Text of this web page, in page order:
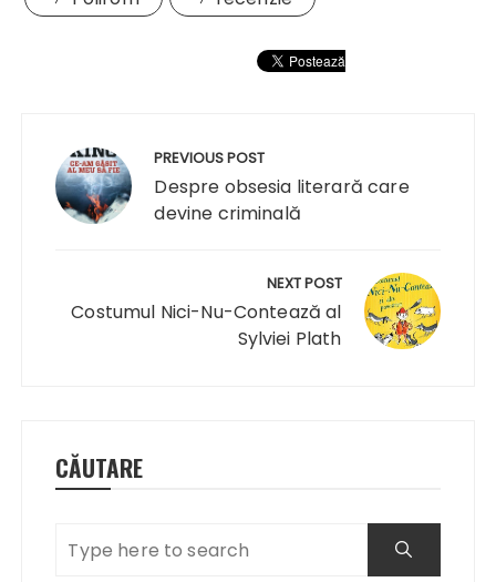
articole
PREVIOUS POST
Despre obsesia literară care
devine criminală
NEXT POST
Costumul Nici-Nu-Contează al
Sylviei Plath
CĂUTARE